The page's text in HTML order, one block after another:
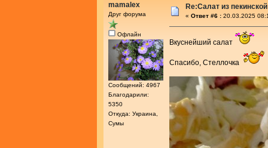
mamalex
Друг форума
Офлайн
Сообщений: 4967
Благодарили:
5350
Откуда: Украина,
Сумы
Re:Салат из
« Ответ #6 : 20.03.2025
Вкуснейший салат
Спасибо, Стеллочка